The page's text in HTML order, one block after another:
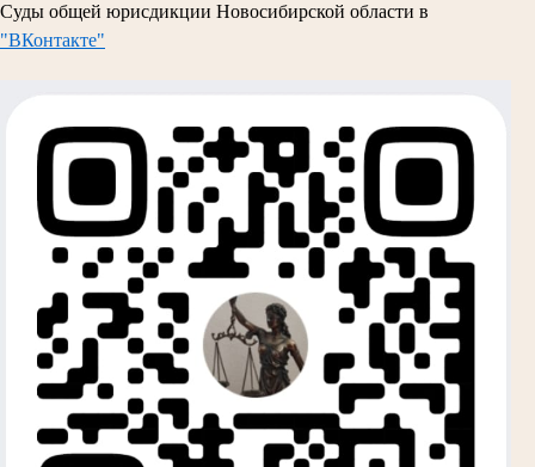
Суды общей юрисдикции Новосибирской области в
"ВКонтакте"